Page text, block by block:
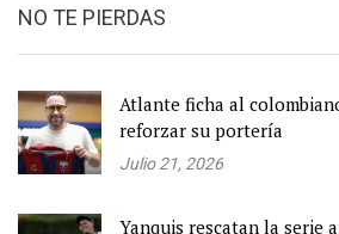
NO TE PIERDAS
Atlante ficha al
reforzar su portería
Julio 21, 2026
Yanquis rescatan la serie